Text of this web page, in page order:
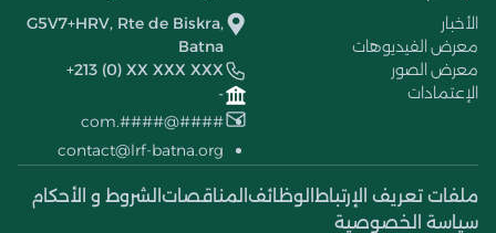
الأخبار
معرض الفيديوهات
معرض الصور
الإعتمادات
G5V7+HRV, Rte de Biskra,
Batna
+213 (0) XX XXX XXX
-
####@####.com
contact@lrf-batna.org
ملفات تعريف الإرتباط الوظائف المناقصات الشروط و الأحكام
سياسة الخصوصية